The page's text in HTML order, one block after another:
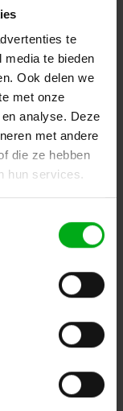
te
te bieden
Ook delen we
met onze
analyse. Deze
met andere
die ze hebben
hun services.
| Black -